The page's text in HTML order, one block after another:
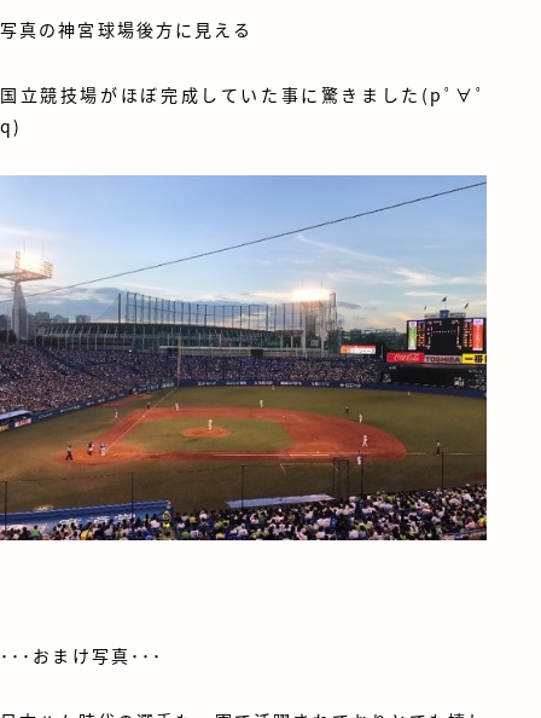
写真の神宮球場後方に見える
国立競技場がほぼ完成していた事に驚きました(pﾟ∀ﾟ
q)
･･･おまけ写真･･･